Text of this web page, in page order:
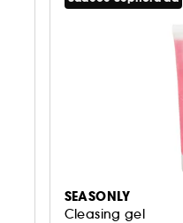
SEASONLY
Cleasing gel